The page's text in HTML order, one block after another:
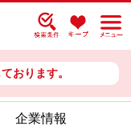
おります。
企業情報